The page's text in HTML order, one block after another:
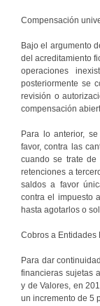
Compensación
Bajo el argumento
del acreditamiento
operaciones
posteriormente se
revisión o
compensación
Para lo anterior,
favor, contra las
cuando se trate
retenciones a
saldos a favor
contra el impuesto
hasta agotarlos o
Cobros a Entidades
Para dar
financieras sujetas
y de Valores, en
un incremento de 5